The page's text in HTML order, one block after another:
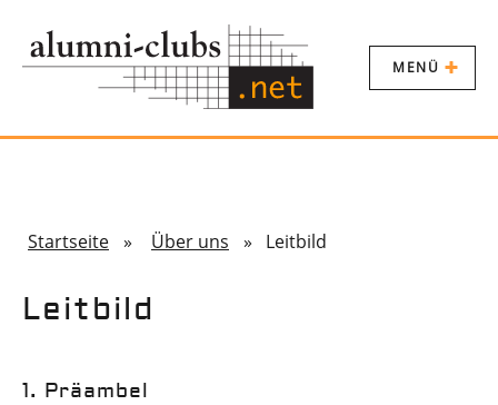
MENÜ
Startseite » Über uns » Leitbild
Leitbild
1. Präambel